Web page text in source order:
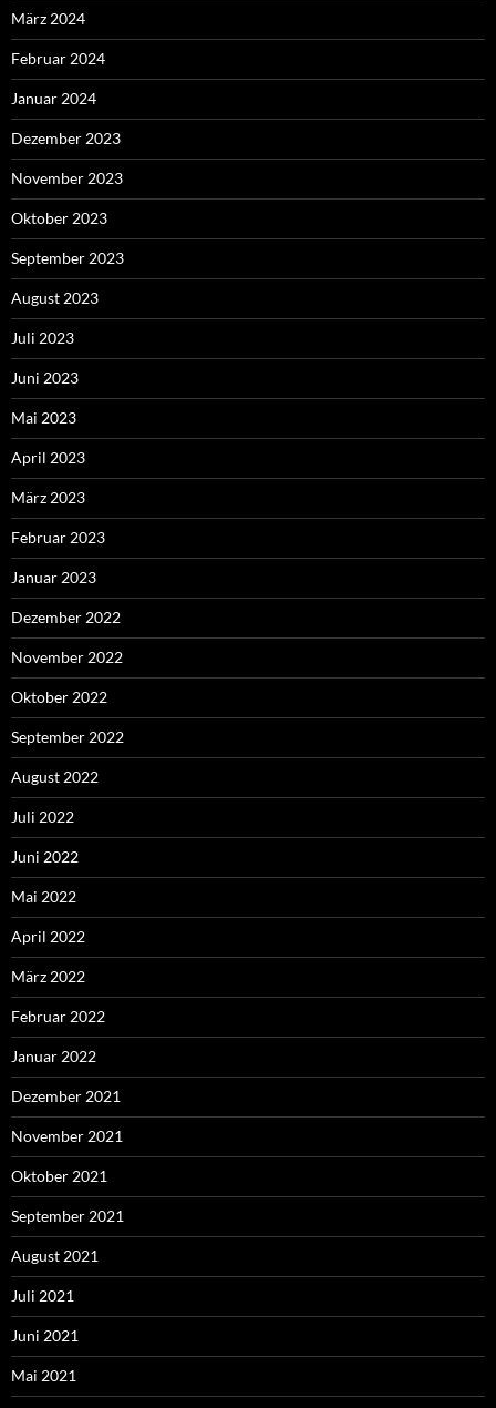
März 2024
Februar 2024
Januar 2024
Dezember 2023
November 2023
Oktober 2023
September 2023
August 2023
Juli 2023
Juni 2023
Mai 2023
April 2023
März 2023
Februar 2023
Januar 2023
Dezember 2022
November 2022
Oktober 2022
September 2022
August 2022
Juli 2022
Juni 2022
Mai 2022
April 2022
März 2022
Februar 2022
Januar 2022
Dezember 2021
November 2021
Oktober 2021
September 2021
August 2021
Juli 2021
Juni 2021
Mai 2021